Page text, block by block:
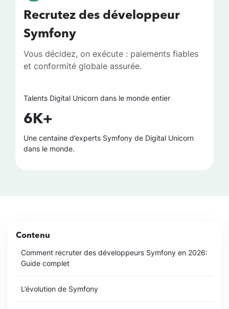
Recrutez des développeur
Symfony
Vous décidez, on exécute : paiements fiables
et conformité globale assurée.
Talents Digital Unicorn dans le monde entier
6K+
Une centaine d’experts Symfony de Digital Unicorn
dans le monde.
Contenu
Comment recruter des développeurs Symfony en 2026:
Guide complet
L’évolution de Symfony